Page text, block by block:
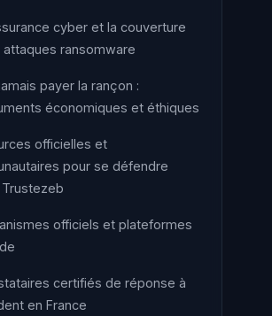
cyber et la couverture
attaques ransomware
payer la rançon :
économiques et éthiques
officielles et
pour se défendre
officiels et plateformes
certifiés de réponse à
en France